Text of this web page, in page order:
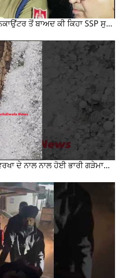
ਸੁਖਵਿੰਦਰ ਸਿੰਘ ਉਰਫ ਰਾਣਾ ਦੇ ਇੰਨਕਾਉਂਟਰ ਤੋਂ ਬਾਅਦ ਕੀ ਕਿਹਾ SSP ਸੁਰੇਂਦਰ ਲਾਂਬਾ ਤੁਸੀਂ ਵੀ ਸੁਣੋ...
ਗੜ੍ਹਦੀਵਾਲਾ ਇਲਾਕੇ ਦੇ ਪਿੰਡਾਂ ਚ ਵਰਖਾ ਦੇ ਨਾਲ ਨਾਲ ਹੋਈ ਭਾਰੀ ਗੜੇਮਾਰੀ ਦੀਆਂ ਦੇਖੋ ਤਸਵੀਰਾਂ #garhdiwala #snow